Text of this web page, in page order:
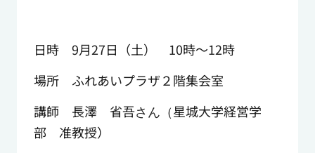
日時 9月27日（土） 10時～12時
場所 ふれあいプラザ２階集会室
講師 長澤 省吾さん（ 星城大学経営学
部 准教授）